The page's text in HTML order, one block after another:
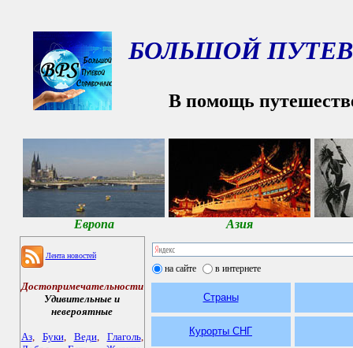
БОЛЬШОЙ
В помощь
Европа Азия
Лента новостей
Достопримечательности
Удивительные и
невероятные
Аз, Буки, Веди, Глаголь,
на сайте в интернете
Страны
Курорты СНГ